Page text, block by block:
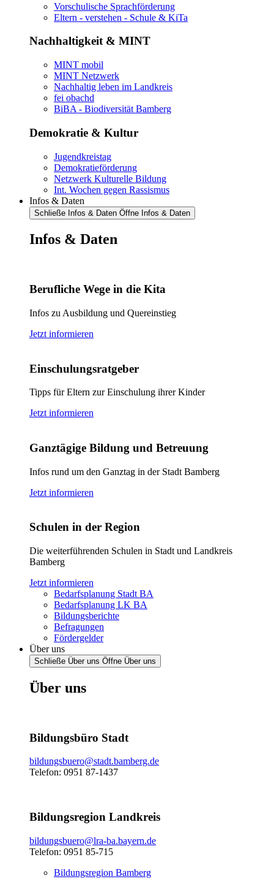
Vorschulische Sprachförderung
Eltern - verstehen - Schule & KiTa
Nachhaltigkeit & MINT
MINT mobil
MINT Netzwerk
Nachhaltig leben im Landkreis
fei obachd
BiBA - Biodiversität Bamberg
Demokratie & Kultur
Jugendkreistag
Demokratieförderung
Netzwerk Kulturelle Bildung
Int. Wochen gegen Rassismus
Infos & Daten
Schließe Infos & Daten Öffne Infos & Daten
Infos & Daten
Berufliche Wege in die Kita
Infos zu Ausbildung und Quereinstieg
Jetzt informieren
Einschulungsratgeber
Tipps für Eltern zur Einschulung ihrer Kinder
Jetzt informieren
Ganztägige Bildung und Betreuung
Infos rund um den Ganztag in der Stadt Bamberg
Jetzt informieren
Schulen in der Region
Die weiterführenden Schulen in Stadt und Landkreis
Bamberg
Jetzt informieren
Bedarfsplanung Stadt BA
Bedarfsplanung LK BA
Bildungsberichte
Befragungen
Fördergelder
Über uns
Schließe Über uns Öffne Über uns
Über uns
Bildungsbüro Stadt
bildungsbuero@stadt.bamberg.de
Telefon: 0951 87-1437
Bildungsregion Landkreis
bildungsbuero@lra-ba.bayern.de
Telefon: 0951 85-715
Bildungsregion Bamberg